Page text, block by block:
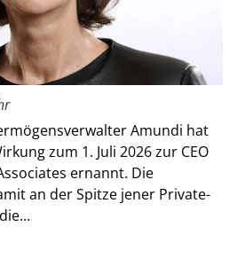
Amundi hat
zum 1. Juli 2026 zur CEO
ernannt. Die
an der Spitze jener Private-